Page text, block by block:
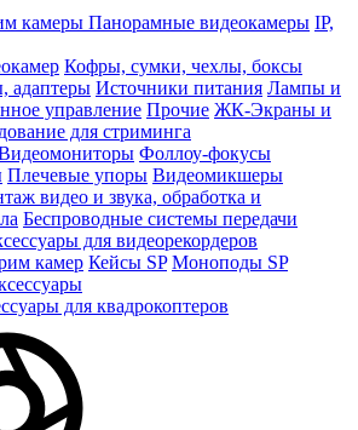
камеры Панорамные видеокамеры IP,
Кофры, сумки, чехлы, боксы
адаптеры Источники питания Лампы и
управление Прочие ЖК-Экраны и
для стриминга
Фоллоу-фокусы
Плечевые упоры Видеомикшеры
видео и звука, обработка и
Беспроводные системы передачи
для видеорекордеров
камер Кейсы SP Моноподы SP
для квадрокоптеров